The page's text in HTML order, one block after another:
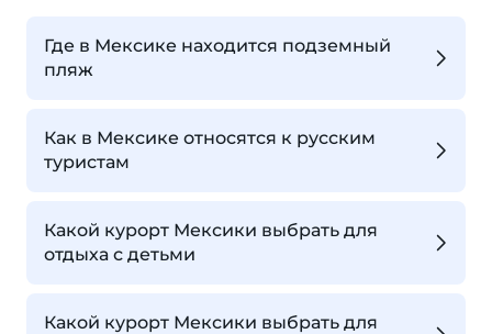
Где в Мексике находится подземный
пляж
Как в Мексике относятся к русским
туристам
Какой курорт Мексики выбрать для
отдыха с детьми
Какой курорт Мексики выбрать для